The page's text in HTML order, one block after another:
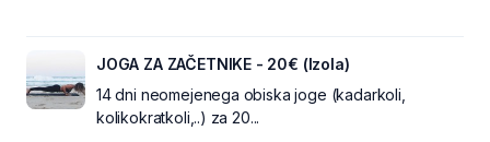
JOGA ZA ZAČETNIKE - 20€ (Izola)
14 dni neomejenega obiska joge (kadarkoli,
kolikokratkoli,..) za 20...